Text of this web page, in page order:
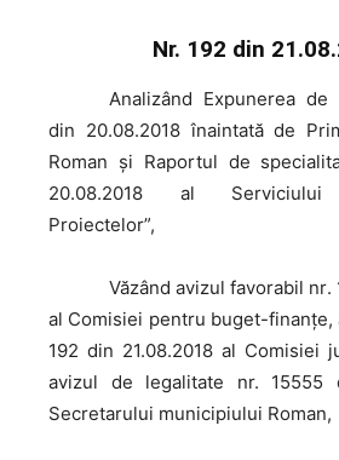
Nr. 192 din
Analizând Expunerea
din 20.08.2018 înaintată de
Roman şi Raportul de
20.08.2018 al Serviciului
Proiectelor”,
Văzând avizul favorabil nr.
al Comisiei pentru buget-finanţe,
192 din 21.08.2018 al Comisiei
avizul de legalitate nr. 15555
Secretarului municipiului Roman,